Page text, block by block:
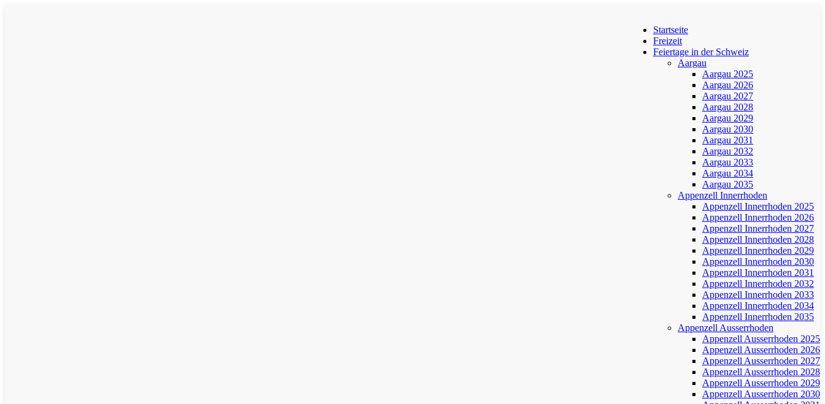
Startseite
Freizeit
Feiertage in der Schweiz
Aargau
Aargau 2025
Aargau 2026
Aargau 2027
Aargau 2028
Aargau 2029
Aargau 2030
Aargau 2031
Aargau 2032
Aargau 2033
Aargau 2034
Aargau 2035
Appenzell Innerrhoden
Appenzell Innerrhoden 2025
Appenzell Innerrhoden 2026
Appenzell Innerrhoden 2027
Appenzell Innerrhoden 2028
Appenzell Innerrhoden 2029
Appenzell Innerrhoden 2030
Appenzell Innerrhoden 2031
Appenzell Innerrhoden 2032
Appenzell Innerrhoden 2033
Appenzell Innerrhoden 2034
Appenzell Innerrhoden 2035
Appenzell Ausserrhoden
Appenzell Ausserrhoden 2025
Appenzell Ausserrhoden 2026
Appenzell Ausserrhoden 2027
Appenzell Ausserrhoden 2028
Appenzell Ausserrhoden 2029
Appenzell Ausserrhoden 2030